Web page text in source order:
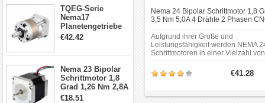
TQEG-Serie
Nema17
Planetengetriebe
10:1 Spiel 15Arc-
€42.42
Nema 23 Bipolar
Schrittmotor 1,8
Grad 1,26 Nm 2,8A
2,5V 4 Drähte
€18.51
Nema 24 Bipolar Schrittmotor 1,8
3,5 Nm 5,0A 4 Drähte 2 Phasen
Aufgrund ihrer Größe und
Leistungsfähigkeit werden NEMA
Schrittmotoren in einer Vielzahl von
einschließlich CNC-maschinen,
drucker, verpackungsmaschinen,
€41.28